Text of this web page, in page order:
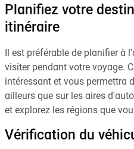
Planifiez votre
itinéraire
Il est préférable de planifier à
visiter pendant votre voyage.
intéressant et vous permettra
ailleurs que sur les aires
et explorez les régions que
Vérification du